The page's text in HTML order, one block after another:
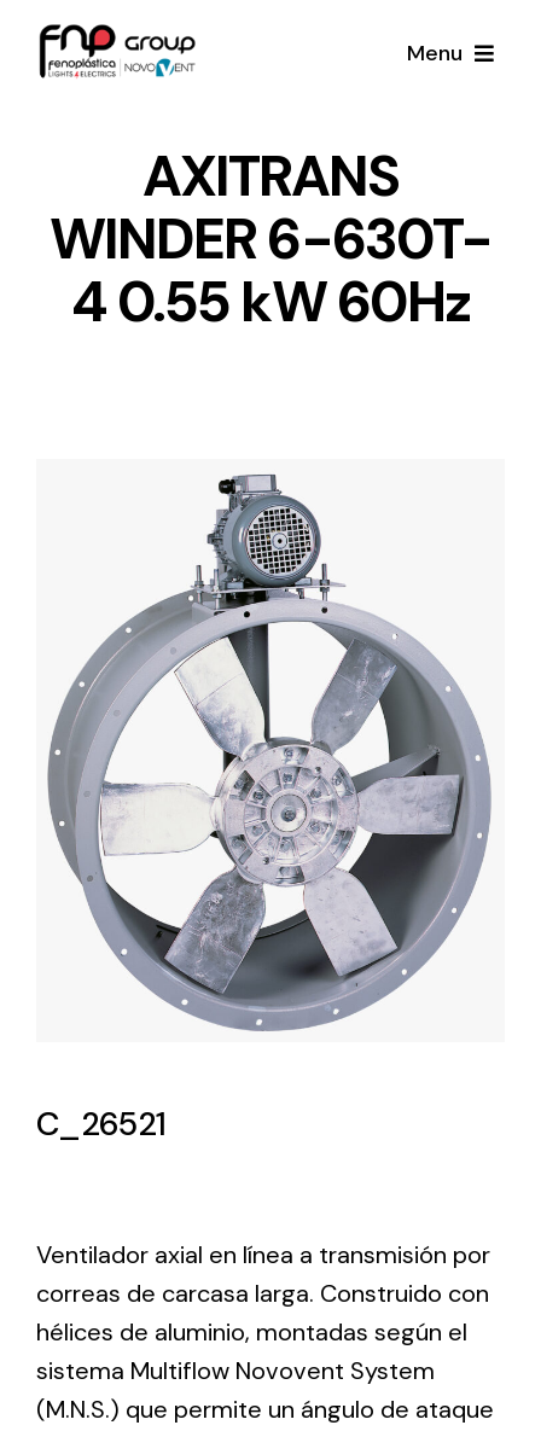
Menu
Lighting and Electrical
Equipment
Complete solutions in lighting and electrical
material for each project and need
Ventilación
Amplia gama de ventiladores y equipos de
ventilación industriales
different uses
Noticias
Proyectos
AXITRANS
WINDER 6-630T-
4 0.55 kW 60Hz
C_26521
Ventilador axial en línea a transmisión por
correas de carcasa larga. Construido con
hélices de aluminio, montadas según el
sistema Multiflow Novovent System
(M.N.S.) que permite un ángulo de ataque